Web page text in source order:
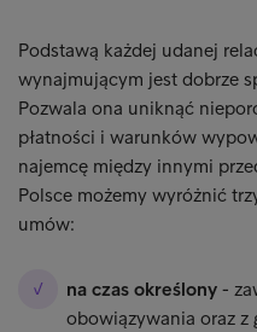
Podstawą każdej udanej
wynajmującym jest dobrze
Pozwala ona uniknąć
płatności i warunków
najemcę między innymi
Polsce możemy wyróżnić
umów:
na czas określony -
obowiązywania oraz z